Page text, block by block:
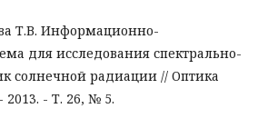
Т.В. Информационно-
для исследования спектрально-
солнечной радиации // Оптика
- Т. 26, № 5.